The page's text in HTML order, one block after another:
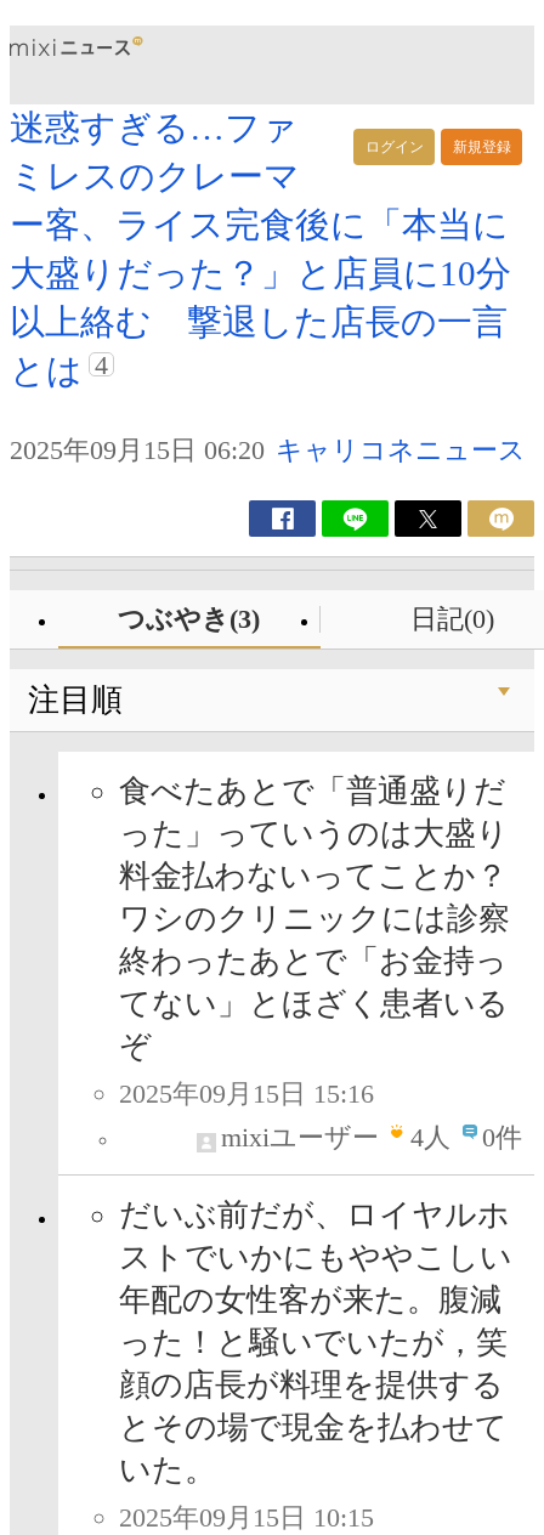
ログイン 新規登録
迷惑すぎる…ファ
ミレスのクレーマ
ー客、ライス完食後に「本当に
大盛りだった？」と店員に10分
以上絡む 撃退した店長の一言
とは 4
2025年09月15日 06:20 キャリコネニュース
つぶやき(3) 日記(0)
注目順
食べたあとで「普通盛りだ
った」っていうのは大盛り
料金払わないってことか？
ワシのクリニックには診察
終わったあとで「お金持っ
てない」とほざく患者いる
ぞ
2025年09月15日 15:16
mixiユーザー
4人 0件
だいぶ前だが、ロイヤルホ
ストでいかにもややこしい
年配の女性客が来た。腹減
った！と騒いでいたが，笑
顔の店長が料理を提供する
とその場で現金を払わせて
いた。
2025年09月15日 10:15